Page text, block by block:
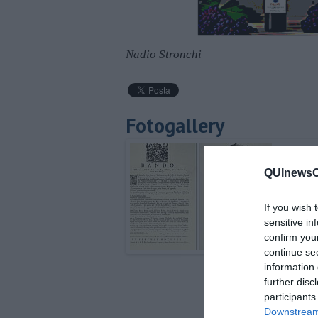
If you wish
sensitive
confirm
continue
information
further
Nadio Stronchi
Fotogallery